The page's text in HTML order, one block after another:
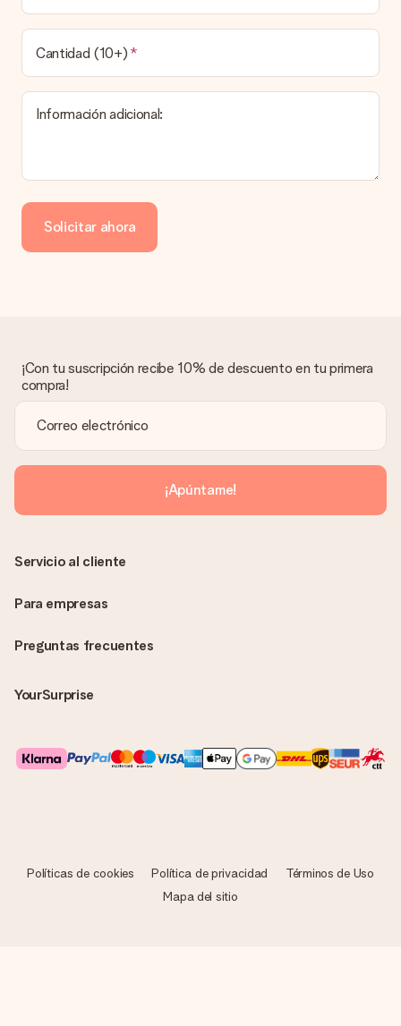
¿Cuál es el tiempo de entrega y cuándo recibo mi
obsequio?
El tiempo de entrega se puede encontrar en la página del
producto del regalo.
¿Cómo puedo pagar mi pedido?
de crédito o transferencia bancaria. En caso de elegir
transferencia bancaria, ten en cuenta 3 días adicionales para la
entrega de tu regalo.
asunto contigo. Ponte en contacto con nuestro equipo de
atención al cliente por teléfono, correo electrónico o chat y
buscaremos una solución adecuada para ti.
¿Se envía la factura junto con el pedido?
La factura y cualquier otra información relativa a tu regalo se
enviará únicamente por correo electrónico. El regalo se enviará
sin ninguna información adicional Así, evitaremos que la
persona que recibe el regalo la vea. ¡No le enviaremos nada
más que su increíble regalo! ¿Quieres que sepa quién se lo
Cantidad (10+)
Información adicional:
Solicitar ahora
¡Con tu suscripción recibe 10% de descuento en tu primera
compra!
¡Apúntame!
Preguntas frecuentes
YourSurprise
Servicio al cliente
Para empresas
Políticas de cookies Política de privacidad
Términos de Uso
Mapa del sitio